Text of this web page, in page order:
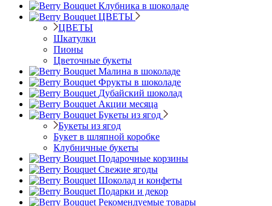
Клубника в шоколаде
ЦВЕТЫ
ЦВЕТЫ
Шкатулки
Пионы
Цветочные букеты
Малина в шоколаде
Фрукты в шоколаде
Дубайский шоколад
Акции месяца
Букеты из ягод
Букеты из ягод
Букет в шляпной коробке
Клубничные букеты
Подарочные корзины
Свежие ягоды
Шоколад и конфеты
Подарки и декор
Рекомендуемые товары